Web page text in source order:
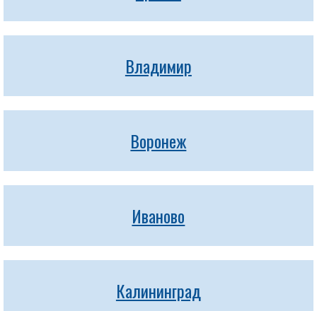
Владимир
Воронеж
Иваново
Калининград